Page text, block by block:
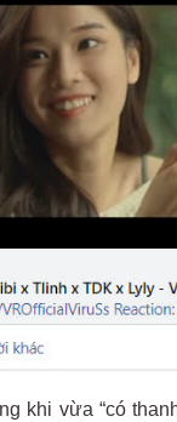
khi vừa “có